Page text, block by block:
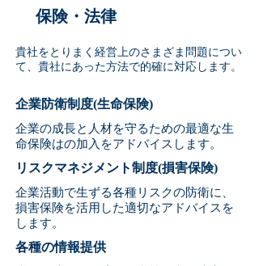
保険・法律
貴社をとりまく経営上のさまざま問題につい
て、貴社にあった方法で的確に対応します。
企業防衛制度(生命保険)
企業の成長と人材を守るための最適な生
命保険はの加入をアドバイスします。
リスクマネジメント制度(損害保険)
企業活動で生ずる各種リスクの防衛に、
損害保険を活用した適切なアドバイスを
します。
各種の情報提供